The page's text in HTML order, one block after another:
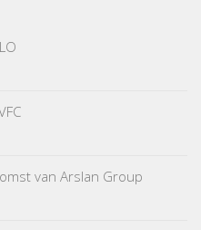
van Arslan Group